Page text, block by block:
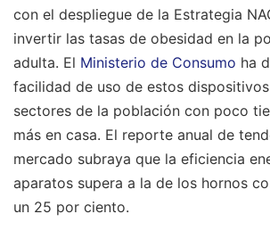
con el despliegue de la Estrategia
invertir las tasas de obesidad en la
adulta. El Ministerio de Consumo ha
facilidad de uso de estos
sectores de la población con poco
más en casa. El reporte anual de
mercado subraya que la eficiencia
aparatos supera a la de los hornos
un 25 por ciento.